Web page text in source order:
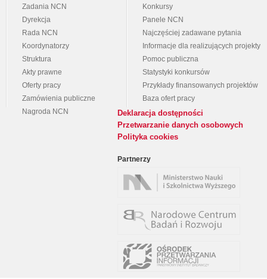
Zadania NCN
Dyrekcja
Rada NCN
Koordynatorzy
Struktura
Akty prawne
Oferty pracy
Zamówienia publiczne
Nagroda NCN
Konkursy
Panele NCN
Najczęściej zadawane pytania
Informacje dla realizujących projekty
Pomoc publiczna
Statystyki konkursów
Przykłady finansowanych projektów
Baza ofert pracy
Deklaracja dostępności
Przetwarzanie danych osobowych
Polityka cookies
Partnerzy